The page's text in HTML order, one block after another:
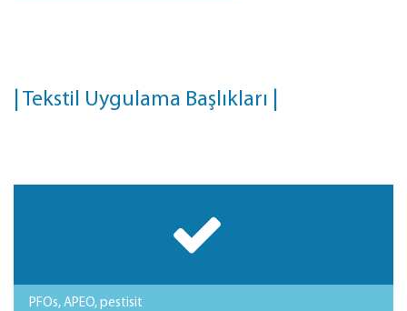
| Tekstil Uygulama Başlıkları |
PFOs, APEO, pestisit